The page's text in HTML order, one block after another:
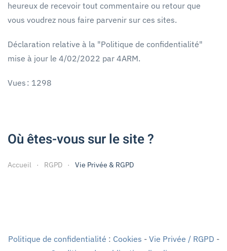
heureux de recevoir tout commentaire ou retour que
vous voudrez nous faire parvenir sur ces sites.
Déclaration relative à la "Politique de confidentialité"
mise à jour le 4/02/2022 par 4ARM.
Vues : 1298
Où êtes-vous sur le site ?
Accueil RGPD Vie Privée & RGPD
Politique de confidentialité : Cookies - Vie Privée / RGPD -